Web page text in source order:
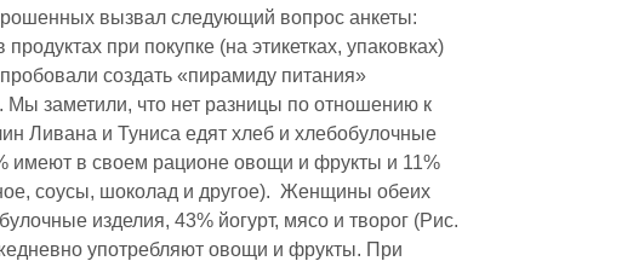
вызвал следующий вопрос анкеты:
при покупке (на этикетках, упаковках)
создать «пирамиду питания»
заметили, что нет разницы по отношению к
Ливана и Туниса едят хлеб и хлебобулочные
имеют в своем рационе овощи и фрукты и 11%
соусы, шоколад и другое). Женщины обеих
изделия, 43% йогурт, мясо и творог (Рис.
употребляют овощи и фрукты. При